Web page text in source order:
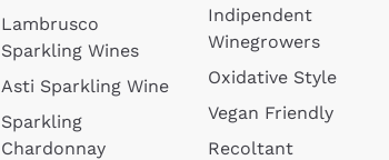
Lambrusco
Sparkling Wines
Asti Sparkling Wine
Sparkling
Chardonnay
Indipendent
Winegrowers
Oxidative Style
Vegan Friendly
Recoltant